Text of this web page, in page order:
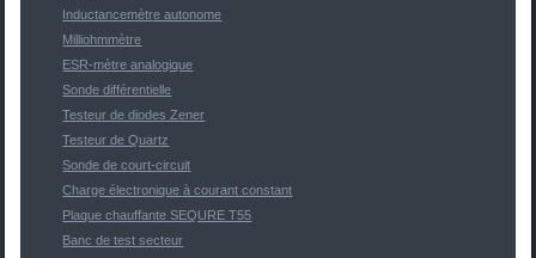
Inductancemètre autonome
Milliohmmètre
ESR-mètre analogique
Sonde différentielle
Testeur de diodes Zener
Testeur de Quartz
Sonde de court-circuit
Charge électronique à courant constant
Plaque chauffante SEQURE T55
Banc de test secteur